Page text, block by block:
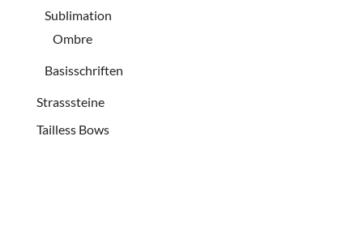
Sublimation
Ombre
Basisschriften
Strasssteine
Tailless Bows